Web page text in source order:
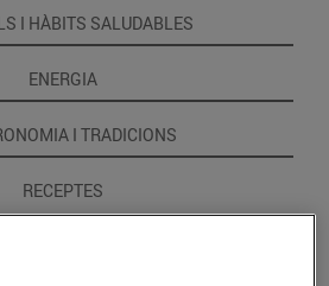
I HÀBITS SALUDABLES
ENERGIA
I TRADICIONS
RECEPTES